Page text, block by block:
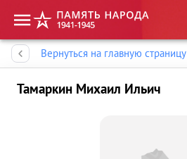
Вернуться на главную страницу
Тамаркин Михаил Ильич
Память народа